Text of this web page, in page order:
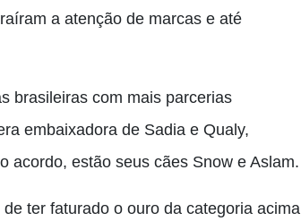
a atenção de marcas e até
brasileiras com mais parcerias
embaixadora de Sadia e Qualy,
acordo, estão seus cães Snow e Aslam.
ter faturado o ouro da categoria acima